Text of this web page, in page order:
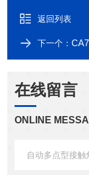
返回列表
下一个：
在线留言
ONLINE